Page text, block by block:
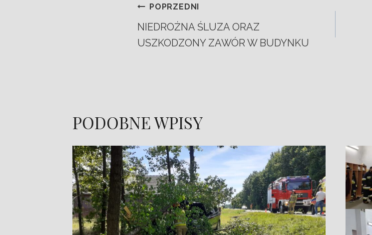
POPRZEDNI
NIEDROŻNA ŚLUZA ORAZ
USZKODZONY ZAWÓR W BUDYNKU
PODOBNE WPISY